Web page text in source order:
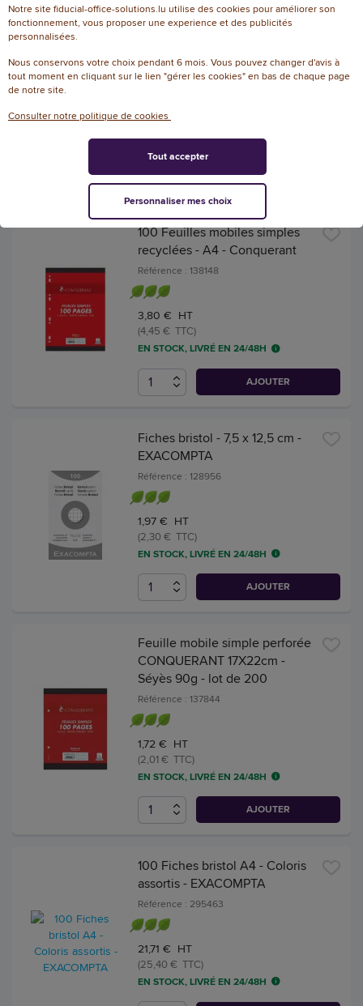
Étui 100 feuilles de bristol
Référence : 128957
4,40 € HT
(5,15 € TTC)
EN STOCK, LIVRÉ EN 24/48H
AJOUTER
100 Feuilles mobiles simples
recyclées - A4 - Conquerant
Référence : 138148
3,80 € HT
(4,45 € TTC)
EN STOCK, LIVRÉ EN 24/48H
AJOUTER
Fiches bristol - 7,5 x 12,5 cm -
EXACOMPTA
Référence : 128956
1,97 € HT
(2,30 € TTC)
EN STOCK, LIVRÉ EN 24/48H
AJOUTER
Feuille mobile simple perforée
CONQUERANT 17X22cm -
Séyès 90g - lot de 200
Référence : 137844
1,72 € HT
(2,01 € TTC)
EN STOCK, LIVRÉ EN 24/48H
AJOUTER
100 Fiches bristol A4 - Coloris
assortis - EXACOMPTA
Référence : 295463
21,71 € HT
(25,40 € TTC)
EN STOCK, LIVRÉ EN 24/48H
Notre site fiducial-office-solutions.lu utilise des cookies pour améliorer son
fonctionnement, vous proposer une experience et des publicités
personnalisées.
Nous conservons votre choix pendant 6 mois. Vous pouvez changer d'avis à
tout moment en cliquant sur le lien "gérer les cookies" en bas de chaque page
de notre site.
Consulter notre politique de cookies
Personnaliser mes choix
Tout accepter